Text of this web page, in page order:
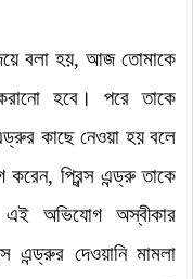
বলা হয়, আজ তোমাকে
হবে।পরে তাকে
কাছে নেওয়া হয় বলে
করেন, প্রিন্স এন্ড্রু তাকে
এই অভিযোগ অস্বীকার
এন্ড্রুর দেওয়ানি মামলা